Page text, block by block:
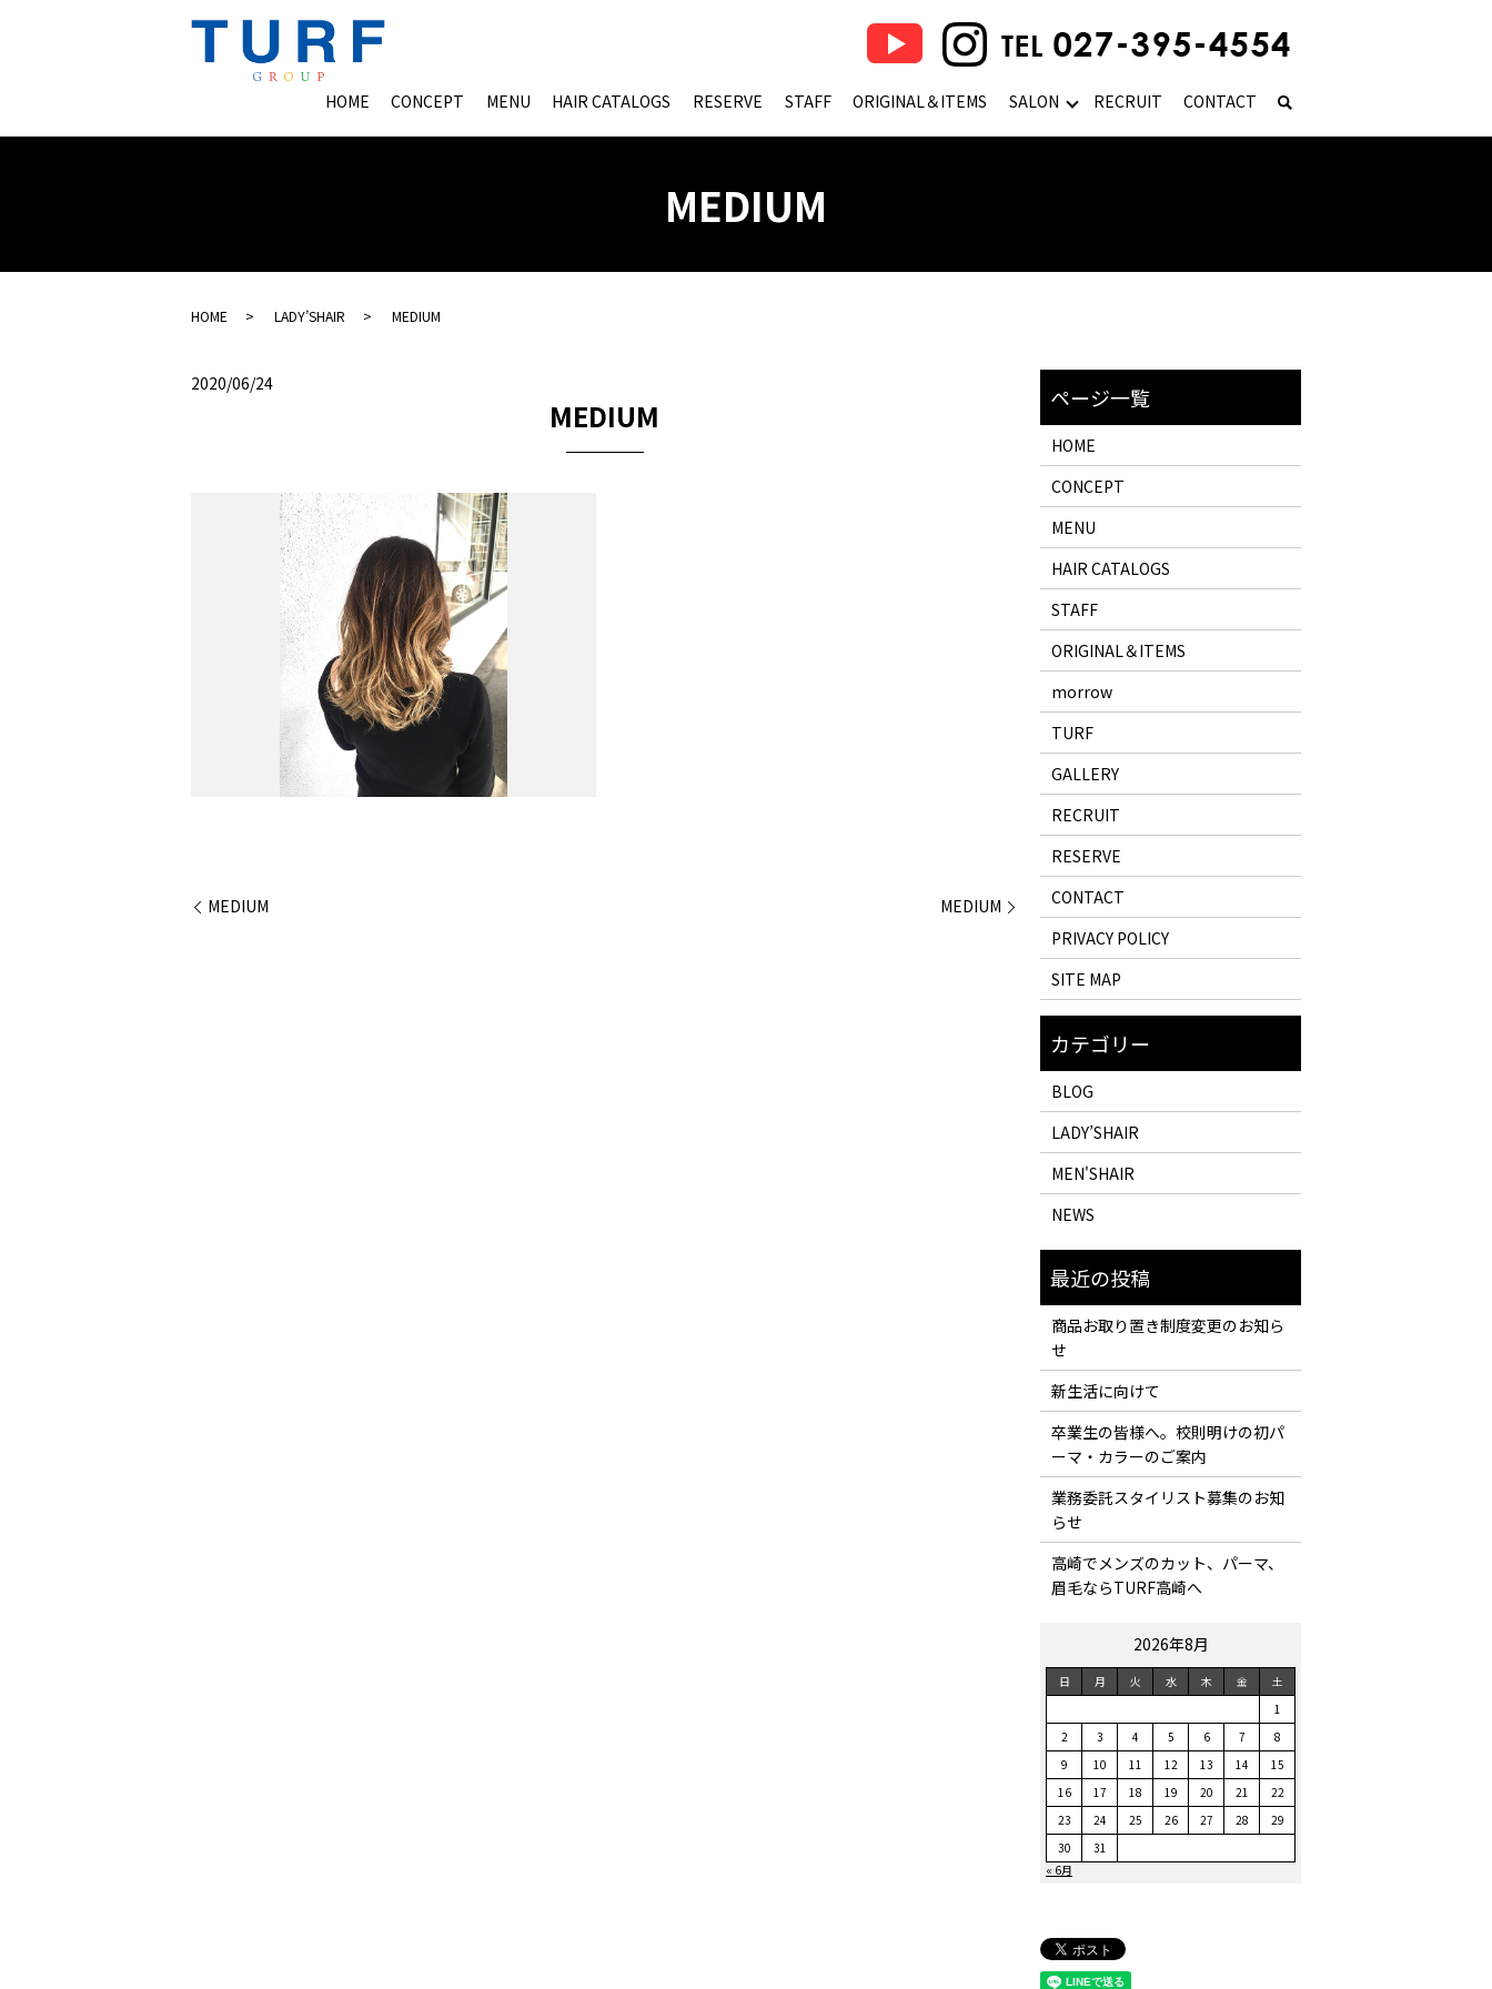
HOME CONCEPT MENU HAIR CATALOGS RESERVE STAFF ORIGINAL＆ITEMS SALON RECRUIT CONTACT
MEDIUM
HOME LADY’SHAIR MEDIUM
2020/06/24
MEDIUM
MEDIUM MEDIUM
HOME
CONCEPT
MENU
HAIR CATALOGS
STAFF
ORIGINAL＆ITEMS
morrow
TURF
GALLERY
RECRUIT
RESERVE
CONTACT
PRIVACY POLICY
SITE MAP
BLOG
LADY’SHAIR
MEN'SHAIR
NEWS
商品お取り置き制度変更のお知ら
せ
新生活に向けて
卒業生の皆様へ。校則明けの初パ
ーマ・カラーのご案内
業務委託スタイリスト募集のお知
らせ
高崎でメンズのカット、パーマ、
眉毛ならTURF高崎へ
2026年8月
日 月 火 水 木 金
土
1
2
3 4 5 6 7
8
9
10 11 12 13 14
15
16
17 18 19 20 21
22
23
24 25 26 27 28
29
30
31
« 6月